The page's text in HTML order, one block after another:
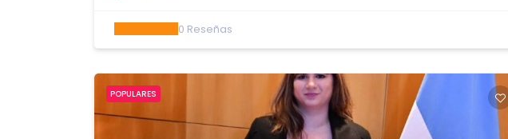
0 Reseñas
POPULARES